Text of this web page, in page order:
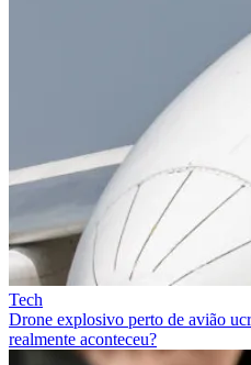
Tech
Drone explosivo perto de avião
realmente aconteceu?